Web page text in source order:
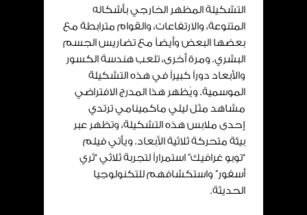
التشكيلة المظهر الخارجي بأشكاله
المتنوعة، والارتفاعات، والقوام مترابطة مع
بعضها البعض وأيضاً مع تضاريس الجسم
البشري. ومرة أخرى، تلعب هندسة الكسور
والأبعاد دوراً كبيراً في هذه التشكيلة
الموسمية. ويُظهر هذا المدرج الافتراضي
مشاهد مثل ليلي ماكمينامي ترتدي
إحدى ملابس هذه التشكيلة، وتظهر عبر
بيئة متحركة ثلاثية الأبعاد. ويأتي فيلم
“توبو غرافيك” استمراراً لتجربة ثلاثي “ثري
أسفور” واستكشافهم للتكنولوجيا
الحديثة.